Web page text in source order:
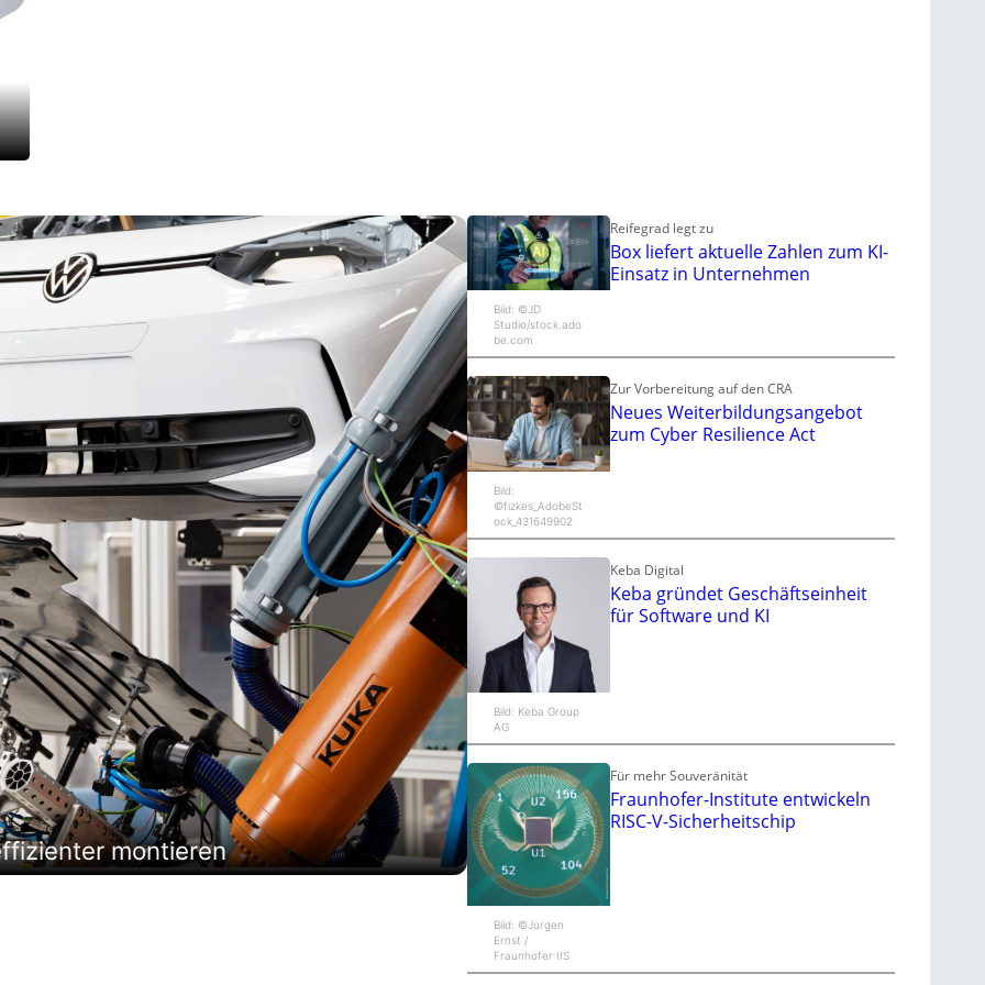
montieren
Bild: ©JD
Studio/stock.ado
be.com
Reifegrad legt zu
Box liefert aktuelle Zahlen zum KI-
Einsatz in Unternehmen
Bild:
©fizkes_AdobeSt
ock_431649902
Zur Vorbereitung auf den CRA
Neues Weiterbildungsangebot
zum Cyber Resilience Act
Bild: Keba Group
AG
Keba Digital
Keba gründet Geschäftseinheit
für Software und KI
Bild: ©Jürgen
Ernst /
Fraunhofer IIS
Für mehr Souveränität
Fraunhofer-Institute entwickeln
RISC-V-Sicherheitschip